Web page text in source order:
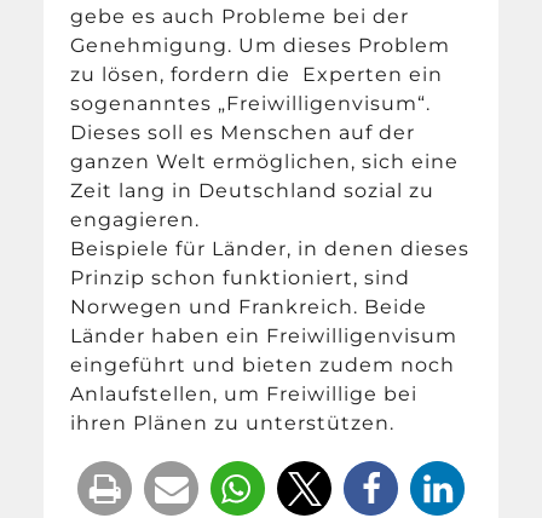
gebe es auch Probleme bei der
Genehmigung. Um dieses Problem
zu lösen, fordern die Experten ein
sogenanntes „Freiwilligenvisum“.
Dieses soll es Menschen auf der
ganzen Welt ermöglichen, sich eine
Zeit lang in Deutschland sozial zu
engagieren.
Beispiele für Länder, in denen dieses
Prinzip schon funktioniert, sind
Norwegen und Frankreich. Beide
Länder haben ein Freiwilligenvisum
eingeführt und bieten zudem noch
Anlaufstellen, um Freiwillige bei
ihren Plänen zu unterstützen.